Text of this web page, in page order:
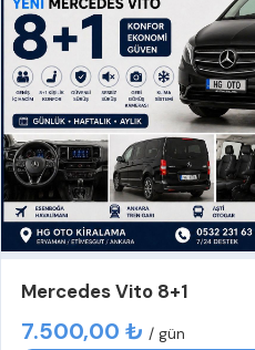
Mercedes Vito 8+1
7.500,00 ₺ / gün